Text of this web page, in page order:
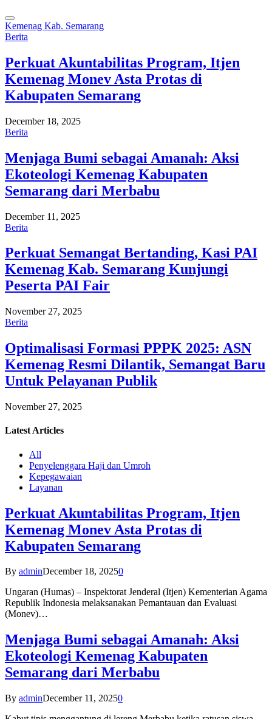
Kemenag Kab. Semarang
Berita
Perkuat Akuntabilitas Program, Itjen
Kemenag Monev Asta Protas di
Kabupaten Semarang
December 18, 2025
Berita
Menjaga Bumi sebagai Amanah: Aksi
Ekoteologi Kemenag Kabupaten
Semarang dari Merbabu
December 11, 2025
Berita
Perkuat Semangat Bertanding, Kasi PAI
Kemenag Kab. Semarang Kunjungi
Peserta PAI Fair
November 27, 2025
Berita
Optimalisasi Formasi PPPK 2025: ASN
Kemenag Resmi Dilantik, Semangat Baru
Untuk Pelayanan Publik
November 27, 2025
Latest Articles
All
Penyelenggara Haji dan Umroh
Kepegawaian
Layanan
Perkuat Akuntabilitas Program, Itjen
Kemenag Monev Asta Protas di
Kabupaten Semarang
By adminDecember 18, 20250
Ungaran (Humas) – Inspektorat Jenderal (Itjen) Kementerian Agama
Republik Indonesia melaksanakan Pemantauan dan Evaluasi
(Monev)…
Menjaga Bumi sebagai Amanah: Aksi
Ekoteologi Kemenag Kabupaten
Semarang dari Merbabu
By adminDecember 11, 20250